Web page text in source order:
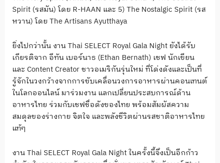
Spirit (รสมัน) โดย R-HAAN และ 5) The Nostalgic Spirit (รส
หวาน) โดย The Artisans Ayutthaya
ยิ่งไปกว่านั้น งาน Thai SELECT Royal Gala Night ยังได้รับ
เกียรติจาก อีทัน เบอร์นาธ (Ethan Bernath) เชฟ นักเขียน
และ Content Creator ชาวอเมริกันรุ่นใหม่ ที่โด่งดังและเป็นที่
รู้จักในวงกว้างจากการขับเคลื่อนวงการอาหารผ่านคอนเทนต์
ในโลกออนไลน์ มาร่วมงาน แลกเปลี่ยนประสบการณ์ด้าน
อาหารไทย ร่วมกับเชฟชื่อดังของไทย พร้อมสัมผัสความ
สมดุลของร่างกาย จิตใจ และพลังชีวิตผ่านรสชาติอาหารไทย
แท้ๆ
งาน Thai SELECT Royal Gala Night ในครั้งนี้จึงเป็นอีกก้าว